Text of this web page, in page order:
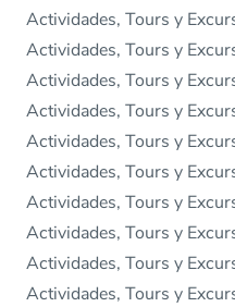
Actividades, Tours y
Actividades, Tours y
Actividades, Tours y
Actividades, Tours y
Actividades, Tours y
Actividades, Tours y
Actividades, Tours y
Actividades, Tours y
Actividades, Tours y
Actividades, Tours y